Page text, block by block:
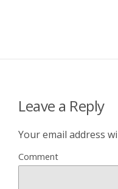
Leave a Reply
Your email address
Comment